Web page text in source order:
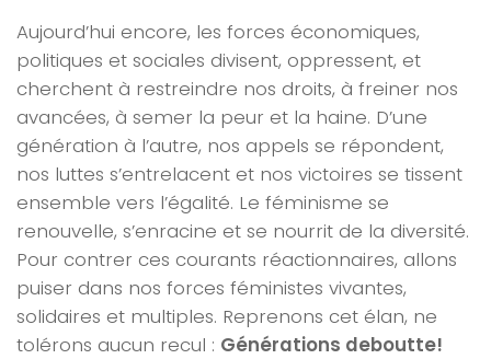
Aujourd’hui encore, les forces économiques,
politiques et sociales divisent, oppressent, et
cherchent à restreindre nos droits, à freiner nos
avancées, à semer la peur et la haine. D’une
génération à l’autre, nos appels se répondent,
nos luttes s’entrelacent et nos victoires se tissent
ensemble vers l’égalité. Le féminisme se
renouvelle, s’enracine et se nourrit de la diversité.
Pour contrer ces courants réactionnaires, allons
puiser dans nos forces féministes vivantes,
solidaires et multiples. Reprenons cet élan, ne
tolérons aucun recul : Générations deboutte!